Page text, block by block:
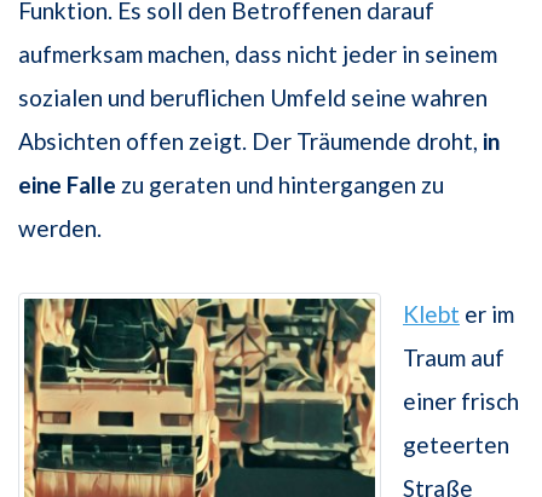
Funktion. Es soll den Betroffenen darauf
aufmerksam machen, dass nicht jeder in seinem
sozialen und beruflichen Umfeld seine wahren
Absichten offen zeigt. Der Träumende droht, in
eine Falle zu geraten und hintergangen zu
werden.
Klebt er im
Traum auf
einer frisch
geteerten
Straße